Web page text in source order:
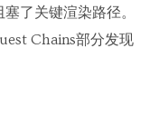
了关键渲染路径。
Chains部分发现